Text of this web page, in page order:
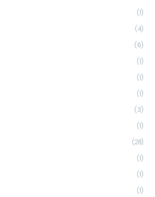
(1)
(4)
(6)
(1)
(1)
(1)
(3)
(1)
(28)
(1)
(1)
(1)